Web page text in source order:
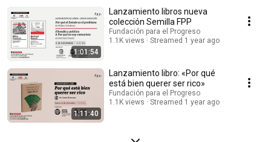
1:01:54
Lanzamiento libros nueva
colección Semilla FPP
Fundación para el Progreso
1.1K views
Streamed 1 year ago
1:11:40
Lanzamiento libro: «Por qué
está bien querer ser rico»
Fundación para el Progreso
1.1K views
Streamed 1 year ago